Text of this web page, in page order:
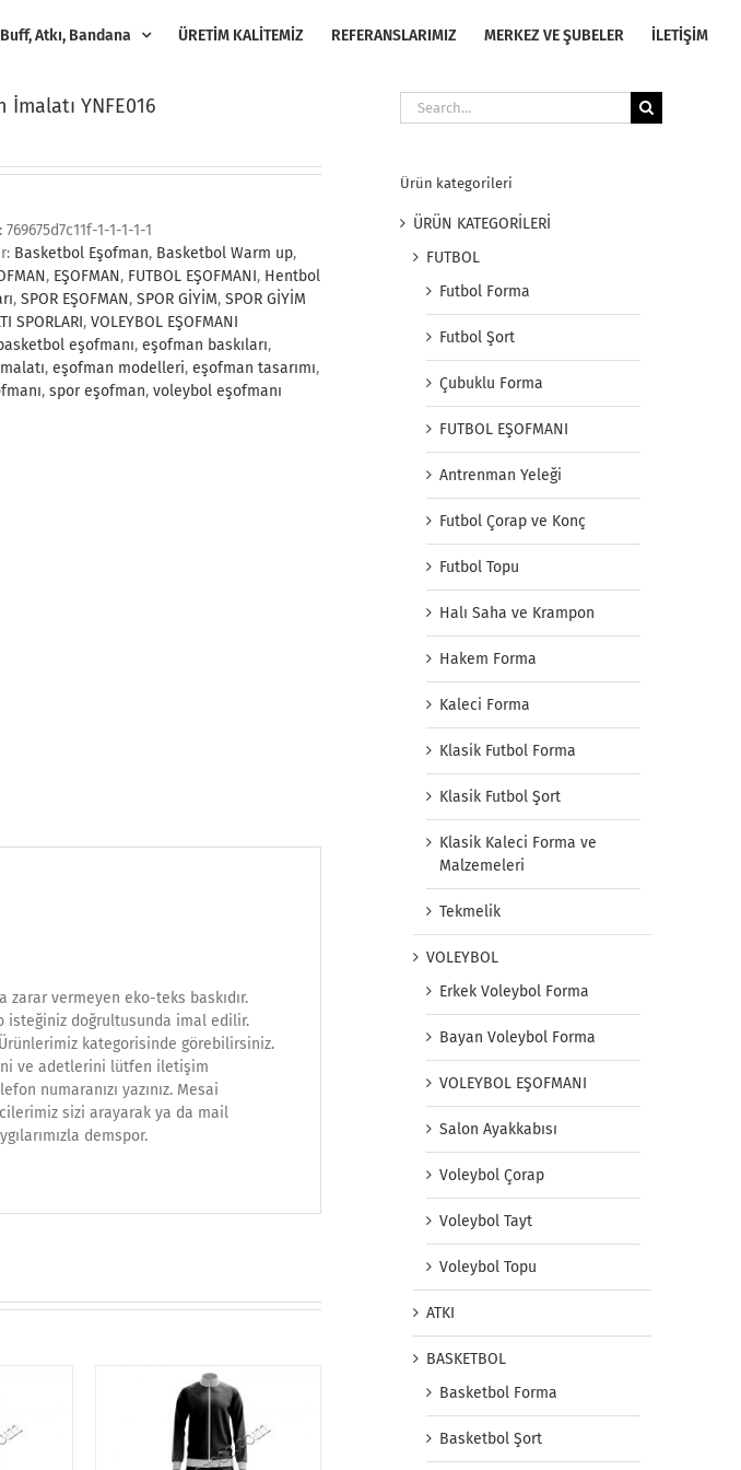
Buff, Atkı, Bandana ÜRETİM KALİTEMİZ REFERANSLARIMIZ MERKEZ VE ŞUBELER İLETİŞİM
İmalatı YNFE016
769675d7c11f-1-1-1-1-1
Basketbol Eşofman, Basketbol Warm up,
, EŞOFMAN, FUTBOL EŞOFMANI, Hentbol
, SPOR EŞOFMAN, SPOR GİYİM, SPOR GİYİM
SPORLARI, VOLEYBOL EŞOFMANI
eşofmanı, eşofman baskıları,
, eşofman modelleri, eşofman tasarımı,
, spor eşofman, voleybol eşofmanı
zarar vermeyen eko-teks baskıdır.
isteğiniz doğrultusunda imal edilir.
kategorisinde görebilirsiniz.
ve adetlerini lütfen iletişim
numaranızı yazınız. Mesai
sizi arayarak ya da mail
demspor.
Search
for:
Ürün kategorileri
ÜRÜN KATEGORİLERİ
FUTBOL
Futbol Forma
Futbol Şort
Çubuklu Forma
FUTBOL EŞOFMANI
Antrenman Yeleği
Futbol Çorap ve Konç
Futbol Topu
Halı Saha ve Krampon
Hakem Forma
Kaleci Forma
Klasik Futbol Forma
Klasik Futbol Şort
Klasik Kaleci Forma ve
Malzemeleri
Tekmelik
VOLEYBOL
Erkek Voleybol Forma
Bayan Voleybol Forma
VOLEYBOL EŞOFMANI
Salon Ayakkabısı
Voleybol Çorap
Voleybol Tayt
Voleybol Topu
ATKI
BASKETBOL
Basketbol Forma
Basketbol Şort